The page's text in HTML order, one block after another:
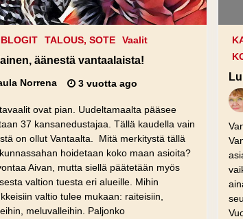
TALOUS, SOTE Vaalit
äänestä vantaalaista!
Norrena 3 vuotta ago
ovat pian. Uudeltamaalta pääsee
37 kansanedustajaa. Tällä kaudella vain
on ollut Vantaalta. Mitä merkitystä tällä
hoidetaan koko maan asioita?
Aivan, mutta siellä päätetään myös
valtion tuesta eri alueille. Mihin
valtio tulee mukaan: raiteisiin,
meluvalleihin. Paljonko